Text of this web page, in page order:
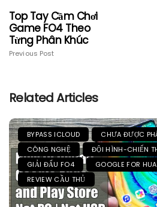
Top Tay Cầm Chơi
Game FO4 Theo
Từng Phân Khúc
Previous Post
Related Articles
BYPASS ICLOUD CHƯA ĐƯỢC
CÔNG NGHỆ
ĐỘI HÌNH-CHIẾN
GIẢI ĐẤU FO4
GOOGLE FOR
REVIEW CẦU THỦ